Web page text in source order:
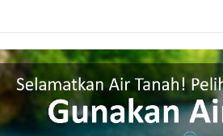
Bikin Pengelolaan Sampah Makin Efisien